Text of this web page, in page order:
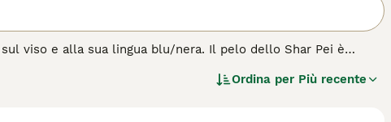
viso e alla sua lingua blu/nera. Il pelo dello Shar Pei è
erano allevati per la caccia, la guardia e la pastorizia,
Ordina per Più recente